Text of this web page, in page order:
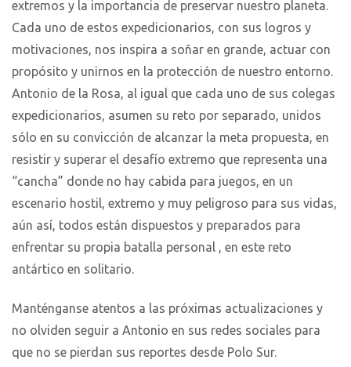
extremos y la importancia de preservar nuestro planeta.
Cada uno de estos expedicionarios, con sus logros y
motivaciones, nos inspira a soñar en grande, actuar con
propósito y unirnos en la protección de nuestro entorno.
Antonio de la Rosa, al igual que cada uno de sus colegas
expedicionarios, asumen su reto por separado, unidos
sólo en su convicción de alcanzar la meta propuesta, en
resistir y superar el desafío extremo que representa una
“cancha” donde no hay cabida para juegos, en un
escenario hostil, extremo y muy peligroso para sus vidas,
aún así, todos están dispuestos y preparados para
enfrentar su propia batalla personal , en este reto
antártico en solitario.
Manténganse atentos a las próximas actualizaciones y
no olviden seguir a Antonio en sus redes sociales para
que no se pierdan sus reportes desde Polo Sur.